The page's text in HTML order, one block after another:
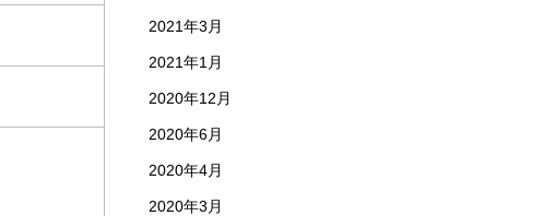
2021年3月
2021年1月
2020年12月
2020年6月
2020年4月
2020年3月